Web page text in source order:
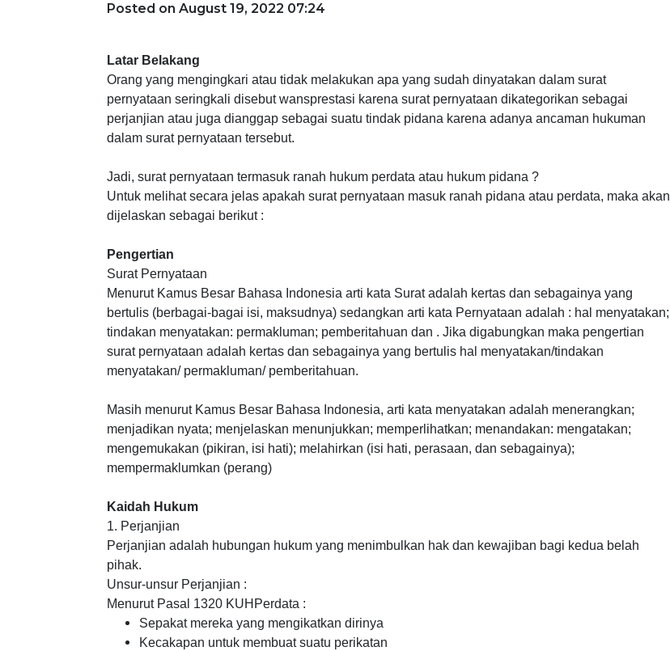
Posted on August 19, 2022 07:24
Latar Belakang
Orang yang mengingkari atau tidak melakukan apa yang sudah dinyatakan dalam surat
pernyataan seringkali disebut wansprestasi karena surat pernyataan dikategorikan sebagai
perjanjian atau juga dianggap sebagai suatu tindak pidana karena adanya ancaman hukuman
dalam surat pernyataan tersebut.
Jadi, surat pernyataan termasuk ranah hukum perdata atau hukum pidana ?
Untuk melihat secara jelas apakah surat pernyataan masuk ranah pidana atau perdata, maka akan
dijelaskan sebagai berikut :
Pengertian
Surat Pernyataan
Menurut Kamus Besar Bahasa Indonesia arti kata Surat adalah kertas dan sebagainya yang
bertulis (berbagai-bagai isi, maksudnya) sedangkan arti kata Pernyataan adalah : hal menyatakan;
tindakan menyatakan: permakluman; pemberitahuan dan . Jika digabungkan maka pengertian
surat pernyataan adalah kertas dan sebagainya yang bertulis hal menyatakan/tindakan
menyatakan/ permakluman/ pemberitahuan.
Masih menurut Kamus Besar Bahasa Indonesia, arti kata menyatakan adalah menerangkan;
menjadikan nyata; menjelaskan menunjukkan; memperlihatkan; menandakan: mengatakan;
mengemukakan (pikiran, isi hati); melahirkan (isi hati, perasaan, dan sebagainya);
mempermaklumkan (perang)
Kaidah Hukum
1. Perjanjian
Perjanjian adalah hubungan hukum yang menimbulkan hak dan kewajiban bagi kedua belah
pihak.
Unsur-unsur Perjanjian :
Menurut Pasal 1320 KUHPerdata :
Sepakat mereka yang mengikatkan dirinya
Kecakapan untuk membuat suatu perikatan